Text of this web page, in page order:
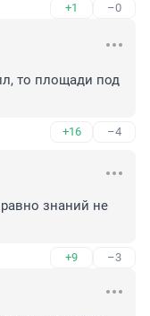
+1 –0
то площади под
+16 –4
знаний не
+9 –3